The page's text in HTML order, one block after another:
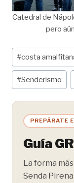
Catedral de
pero
Etiquetas
de
la
#costa
#Senderismo
PREPÁRATE
Guía
La forma
Senda